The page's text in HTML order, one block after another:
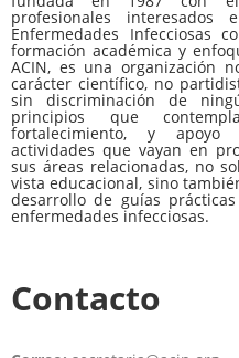
profesionales
Enfermedades Infecciosas
formación académica y
ACIN, es una organización
carácter científico, no
sin discriminación de
principios que
fortalecimiento, y
actividades que vayan en
sus áreas relacionadas, no
vista educacional, sino
desarrollo de guías
enfermedades infecciosas.
Contacto